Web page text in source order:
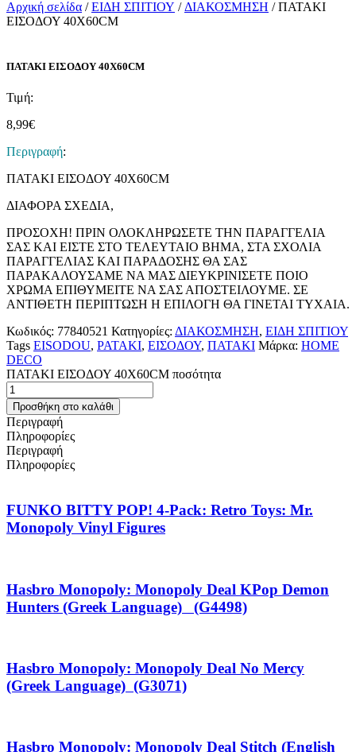
Αρχική σελίδα /ΕΙΔΗ ΣΠΙΤΙΟΥ / ΔΙΑΚΟΣΜΗΣΗ / ΠΑΤΑΚΙ
ΕΙΣΟΔΟΥ 40X60CM
ΠΑΤΑΚΙ ΕΙΣΟΔΟΥ 40X60CM
Τιμή:
8,99€
Περιγραφή:
ΠΑΤΑΚΙ ΕΙΣΟΔΟΥ 40X60CM
ΔΙΑΦΟΡΑ ΣΧΕΔΙΑ,
ΠΡΟΣΟΧΗ! ΠΡΙΝ ΟΛΟΚΛΗΡΩΣΕΤΕ ΤΗΝ ΠΑΡΑΓΓΕΛΙΑ
ΣΑΣ ΚΑΙ ΕΙΣΤΕ ΣΤΟ ΤΕΛΕΥΤΑΙΟ ΒΗΜΑ, ΣΤΑ ΣΧΟΛΙΑ
ΠΑΡΑΓΓΕΛΙΑΣ ΚΑΙ ΠΑΡΑΔΟΣΗΣ ΘΑ ΣΑΣ
ΠΑΡΑΚΑΛΟΥΣΑΜΕ ΝΑ ΜΑΣ ΔΙΕΥΚΡΙΝΙΣΕΤΕ ΠΟΙΟ
ΧΡΩΜΑ ΕΠΙΘΥΜΕΙΤΕ ΝΑ ΣΑΣ ΑΠΟΣΤΕΙΛΟΥΜΕ. ΣΕ
ΑΝΤΙΘΕΤΗ ΠΕΡΙΠΤΩΣΗ Η ΕΠΙΛΟΓΗ ΘΑ ΓΙΝΕΤΑΙ ΤΥΧΑΙΑ.
Κωδικός: 77840521 Κατηγορίες: ΔΙΑΚΟΣΜΗΣΗ, ΕΙΔΗ ΣΠΙΤΙΟΥ
Tags EISODOU, PATAKI, ΕΙΣΟΔΟΥ, ΠΑΤΑΚΙ Μάρκα: HOME
DECO
ΠΑΤΑΚΙ ΕΙΣΟΔΟΥ 40X60CM ποσότητα
Προσθήκη στο καλάθι
Περιγραφή
Πληροφορίες
Περιγραφή
Πληροφορίες
FUNKO BITTY POP! 4-Pack: Retro Toys: Mr.
Monopoly Vinyl Figures
Hasbro Monopoly: Monopoly Deal KPop Demon
Hunters (Greek Language) (G4498)
Hasbro Monopoly: Monopoly Deal No Mercy
(Greek Language) (G3071)
Hasbro Monopoly: Monopoly Deal Stitch (English